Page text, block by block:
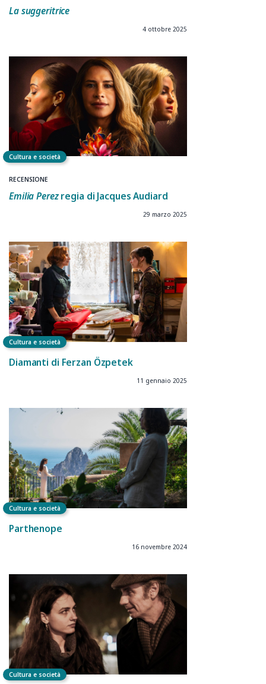
La suggeritrice
4 ottobre 2025
Cultura e società
RECENSIONE
Emilia Perezregia di Jacques Audiard
29 marzo 2025
Cultura e società
Diamanti di Ferzan Özpetek
11 gennaio 2025
Cultura e società
Parthenope
16 novembre 2024
Cultura e società